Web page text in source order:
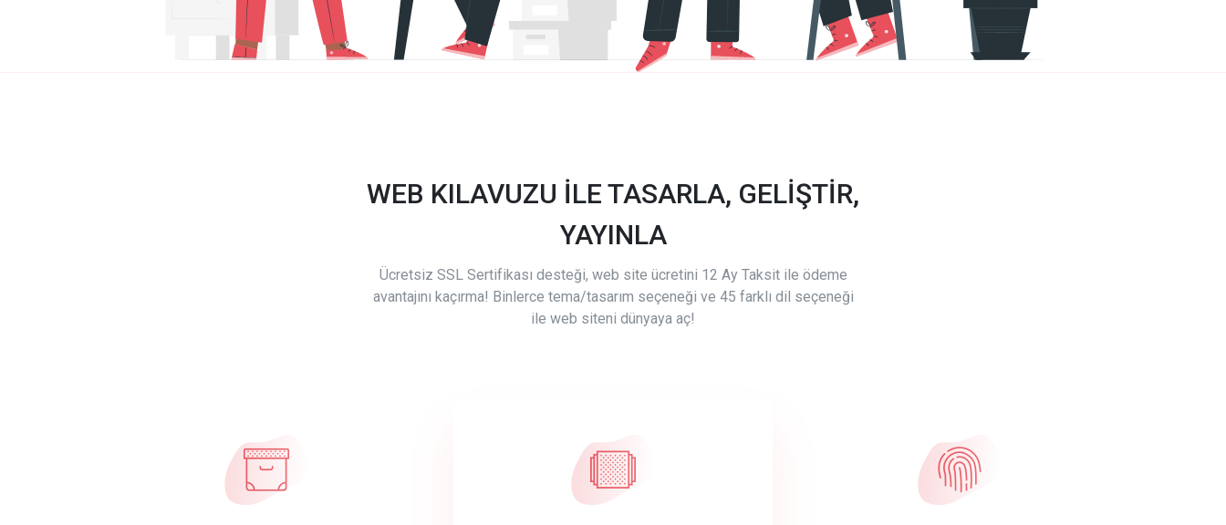
WEB KILAVUZU İLE TASARLA, GELİŞTİR,
YAYINLA
Ücretsiz SSL Sertifikası desteği, web site ücretini 12 Ay Taksit ile ödeme
avantajını kaçırma! Binlerce tema/tasarım seçeneği ve 45 farklı dil seçeneği
ile web siteni dünyaya aç!